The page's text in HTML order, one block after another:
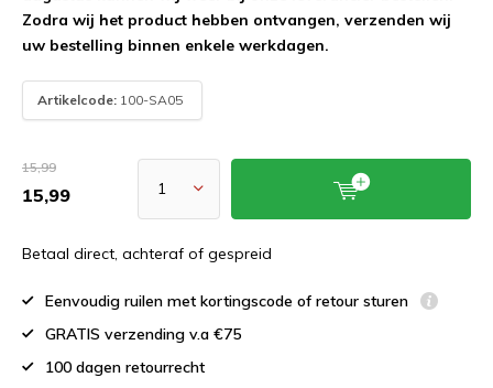
Zodra wij het product hebben ontvangen, verzenden wij
uw bestelling binnen enkele werkdagen.
Artikelcode: 100-SA05
15,99
15,99
Betaal direct, achteraf of gespreid
Eenvoudig ruilen met kortingscode of retour sturen
GRATIS verzending v.a €75
100 dagen retourrecht